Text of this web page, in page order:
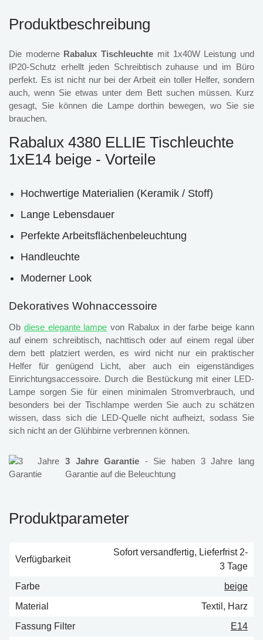
Produktbeschreibung
Die moderne Rabalux Tischleuchte mit 1x40W Leistung und
IP20-Schutz erhellt jeden Schreibtisch zuhause und im Büro
perfekt. Es ist nicht nur bei der Arbeit ein toller Helfer, sondern
auch, wenn Sie etwas unter dem Bett suchen müssen. Kurz
gesagt, Sie können die Lampe dorthin bewegen, wo Sie sie
brauchen.
Rabalux 4380 ELLIE Tischleuchte
1xE14 beige - Vorteile
Hochwertige Materialien (Keramik / Stoff)
Lange Lebensdauer
Perfekte Arbeitsflächenbeleuchtung
Handleuchte
Moderner Look
Dekoratives Wohnaccessoire
Ob diese elegante lampe von Rabalux in der farbe beige kann
auf einem schreibtisch, nachttisch oder auf einem regal über
dem bett platziert werden, es wird nicht nur ein praktischer
Helfer für genügend Licht, aber auch ein eigenständiges
Einrichtungsaccessoire. Durch die Bestückung mit einer LED-
Lampe sorgen Sie für einen minimalen Stromverbrauch, und
besonders bei der Tischlampe werden Sie auch zu schätzen
wissen, dass sich die LED-Quelle nicht aufheizt, sodass Sie
sich nicht an der Glühbirne verbrennen können.
3 Jahre Garantie - Sie haben 3 Jahre lang
Garantie auf die Beleuchtung
Produktparameter
Verfügbarkeit
Sofort versandfertig, Lieferfrist 2-
3 Tage
Farbe
beige
Material
Textil, Harz
Fassung Filter
E14